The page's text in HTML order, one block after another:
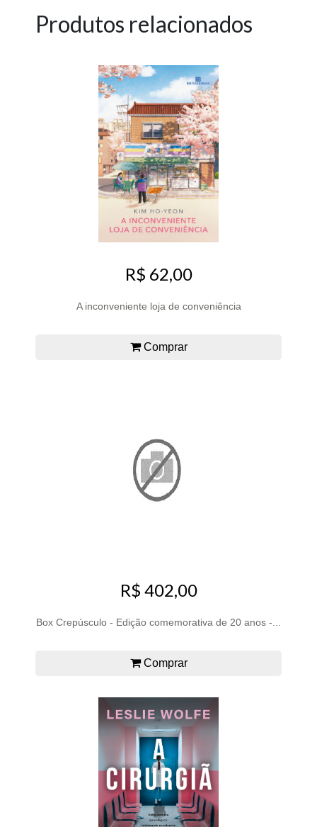
Produtos relacionados
R$ 62,00
A inconveniente loja de conveniência
Comprar
R$ 402,00
Box Crepúsculo - Edição comemorativa de 20 anos -...
Comprar